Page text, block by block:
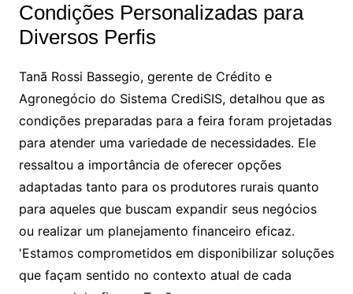
Condições Personalizadas para
Diversos Perfis
Tanã Rossi Bassegio, gerente de Crédito e
Agronegócio do Sistema CrediSIS, detalhou que as
condições preparadas para a feira foram projetadas
para atender uma variedade de necessidades. Ele
ressaltou a importância de oferecer opções
adaptadas tanto para os produtores rurais quanto
para aqueles que buscam expandir seus negócios
ou realizar um planejamento financeiro eficaz.
'Estamos comprometidos em disponibilizar soluções
que façam sentido no contexto atual de cada